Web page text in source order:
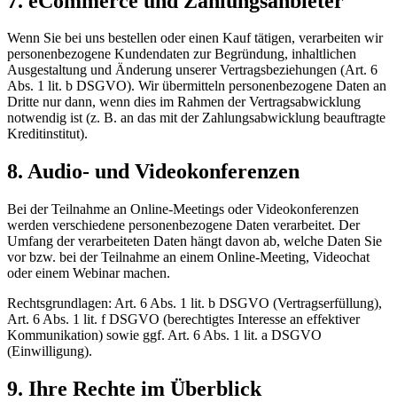
Wenn Sie bei uns bestellen oder einen Kauf tätigen, verarbeiten wir
personenbezogene Kundendaten zur Begründung, inhaltlichen
Ausgestaltung und Änderung unserer Vertragsbeziehungen (Art. 6
Abs. 1 lit. b DSGVO). Wir übermitteln personenbezogene Daten an
Dritte nur dann, wenn dies im Rahmen der Vertragsabwicklung
notwendig ist (z. B. an das mit der Zahlungsabwicklung beauftragte
Kreditinstitut).
8. Audio- und Videokonferenzen
Bei der Teilnahme an Online-Meetings oder Videokonferenzen
werden verschiedene personenbezogene Daten verarbeitet. Der
Umfang der verarbeiteten Daten hängt davon ab, welche Daten Sie
vor bzw. bei der Teilnahme an einem Online-Meeting, Videochat
oder einem Webinar machen.
Rechtsgrundlagen: Art. 6 Abs. 1 lit. b DSGVO (Vertragserfüllung),
Art. 6 Abs. 1 lit. f DSGVO (berechtigtes Interesse an effektiver
Kommunikation) sowie ggf. Art. 6 Abs. 1 lit. a DSGVO
(Einwilligung).
9. Ihre Rechte im Überblick